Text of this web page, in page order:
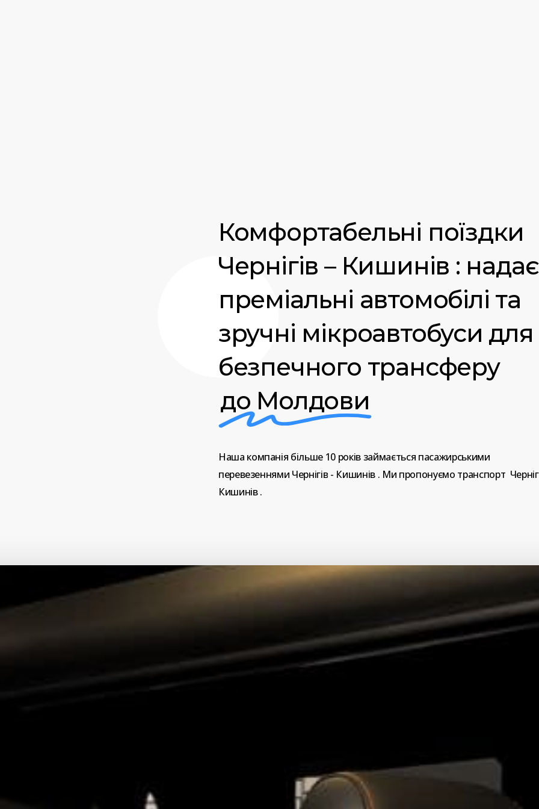
Комфортабельні поїздки
Чернігів – Кишинів :
преміальні автомобілі та
зручні мікроавтобуси для
безпечного трансферу
до Молдови
Наша компанія більше 10 роківзаймається пасажирськими
перевезеннями Чернігів - Кишинів . Ми пропонуємо транспорт
Кишинів .